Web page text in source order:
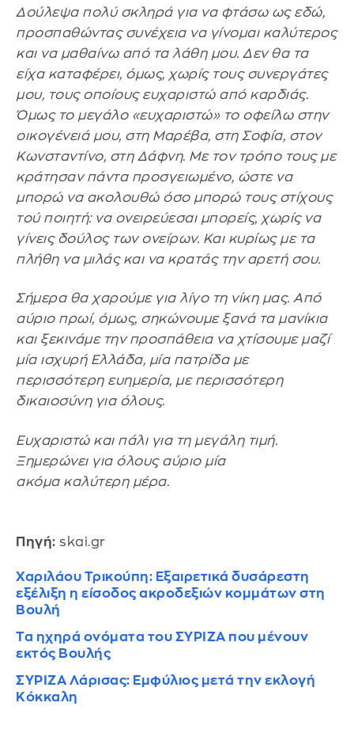
Δούλεψα πολύ σκληρά για να φτάσω ως εδώ,
προσπαθώντας συνέχεια να γίνομαι καλύτερος
και να μαθαίνω από τα λάθη μου. Δεν θα τα
είχα καταφέρει, όμως, χωρίς τους συνεργάτες
μου, τους οποίους ευχαριστώ από καρδιάς.
Όμως το μεγάλο «ευχαριστώ» το οφείλω στην
οικογένειά μου, στη Μαρέβα, στη Σοφία, στον
Κωνσταντίνο, στη Δάφνη. Με τον τρόπο τους με
κράτησαν πάντα προσγειωμένο, ώστε να
μπορώ να ακολουθώ όσο μπορώ τους στίχους
τού ποιητή: να ονειρεύεσαι μπορείς, χωρίς να
γίνεις δούλος των ονείρων. Και κυρίως με τα
πλήθη να μιλάς και να κρατάς την αρετή σου.
Σήμερα θα χαρούμε για λίγο τη νίκη μας. Από
αύριο πρωί, όμως, σηκώνουμε ξανά τα μανίκια
και ξεκινάμε την προσπάθεια να χτίσουμε μαζί
μία ισχυρή Ελλάδα, μία πατρίδα με
περισσότερη ευημερία, με περισσότερη
δικαιοσύνη για όλους.
Ευχαριστώ και πάλι για τη μεγάλη τιμή.
Ξημερώνει για όλους αύριο μία
ακόμα καλύτερη μέρα.
Πηγή: skai.gr
Χαριλάου Τρικούπη: Εξαιρετικά δυσάρεστη
εξέλιξη η είσοδος ακροδεξιών κομμάτων στη
Βουλή
Τα ηχηρά ονόματα του ΣΥΡΙΖΑ που μένουν
εκτός Βουλής
ΣΥΡΙΖΑ Λάρισας: Εμφύλιος μετά την εκλογή
Κόκκαλη